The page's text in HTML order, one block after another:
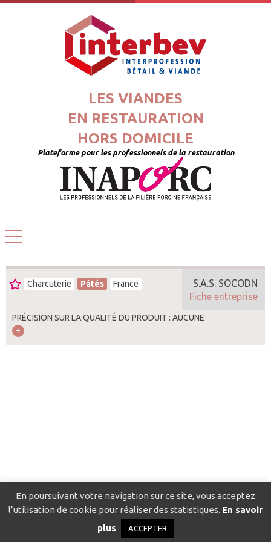
LES VIANDES
EN RESTAURATION
HORS DOMICILE
Plateforme pour les professionnels de la restauration
Charcuterie Pâtés France
PRÉCISION SUR LA QUALITÉ DU PRODUIT : AUCUNE
S.A.S. SOCODN
Fiche entreprise
Catalogue pour localiser les fournisseurs
Politique de confidentialité
En poursuivant votre navigation sur ce site, vous acceptez
l’utilisation de cookie pour réaliser des statistiques. En savoir
plus
ACCEPTER